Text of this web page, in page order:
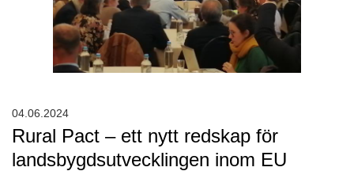
Rural Pact – ett nytt redskap för
landsbygdsutvecklingen inom EU
04.06.2024